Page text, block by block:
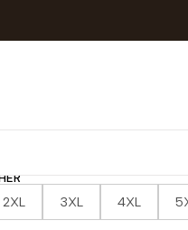
ENERGY TOKIO CITY
NATAÇÃO
2XL 3XL 4XL